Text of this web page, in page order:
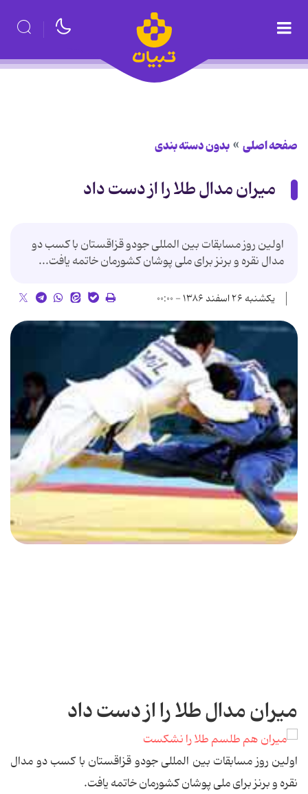
صفحه اصلی بدون دسته بندی
میران مدال طلا را از دست داد
اولین روز مسابقات بین المللی جودو قزاقستان با کسب دو
مدال نقره و برنز برای ملی پوشان کشورمان خاتمه یافت...
یکشنبه ۲۶ اسفند ۱۳۸۶ - ۰۰:۰۰
میران مدال طلا را از دست داد
اولین روز مسابقات بین المللی جودو قزاقستان با کسب دو مدال
نقره و برنز برای ملی پوشان کشورمان خاتمه یافت.